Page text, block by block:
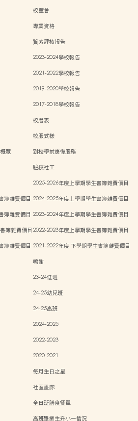
校董會
專業資格
質素評核報告
2023-2024學校報告
2021-2022學校報告
2019-2020學校報告
2017-2018學校報告
校曆表
校服式樣
覽
到校學前康復服務
駐校社工
2025-2026年度上學期學生書簿雜費價目
簿雜費價目 2024-2025年度上學期學生書簿雜費價目
簿雜費價目 2023-2024年度上學期學生書簿雜費價目
簿雜費價目2022-2023年度上學期學生書簿雜費價目
簿雜費價目 2021-2022年度 下學期學生書簿雜費價目
鳴謝
23-24低班
24-25幼兒班
24-25高班
2024-2025
2022-2023
2020-2021
每月生日之星
社區畫廊
全日班膳食餐單
高班畢業生升小一情況